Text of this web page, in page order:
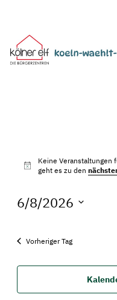
für
6
2026
Hinweis
Keine Veranstaltungen
geht es zu den
6/8/2026
Vorheriger Tag